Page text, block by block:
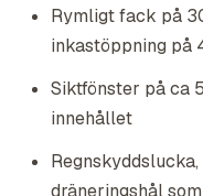
Rymligt fack på
inkastöppning på
Siktfönster på ca
innehållet
dräneringshål